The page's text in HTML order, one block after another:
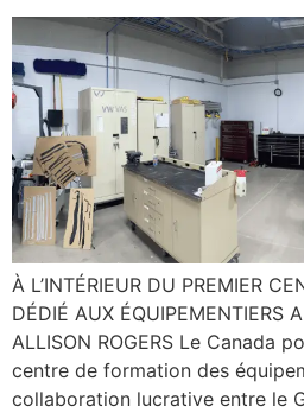
À L’INTÉRIEUR DU PREMIER
DÉDIÉ AUX ÉQUIPEMENTIERS
ALLISON ROGERS Le Canada
centre de formation des
collaboration lucrative entre le